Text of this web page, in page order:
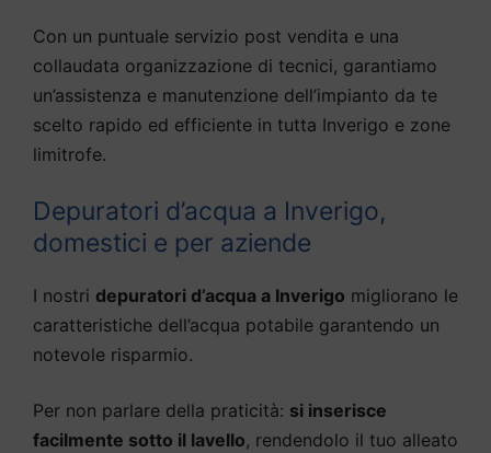
Con un puntuale servizio post vendita e una
collaudata organizzazione di tecnici, garantiamo
un’assistenza e manutenzione dell’impianto da te
scelto rapido ed efficiente in tutta Inverigo e zone
limitrofe.
Depuratori d’acqua a Inverigo,
domestici e per aziende
I nostri depuratori d’acqua a Inverigo migliorano le
caratteristiche dell’acqua potabile garantendo un
notevole risparmio.
Per non parlare della praticità: si inserisce
facilmente sotto il lavello, rendendolo il tuo alleato